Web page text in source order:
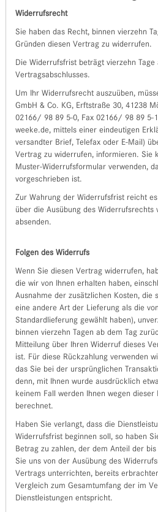
Widerrufsrecht
Sie haben das Recht, binnen vierzehn
Gründen diesen Vertrag zu widerrufen.
Die Widerrufsfrist beträgt vierzehn Tage
Vertragsabschlusses.
Um Ihr Widerrufsrecht auszuüben,
GmbH & Co. KG, Erftstraße 30, 41238
02166/ 98 89 5-0, Fax 02166/ 98 89 5-
weeke.de, mittels einer eindeutigen
versandter Brief, Telefax oder E-Mail)
Vertrag zu widerrufen, informieren. Sie
Muster-Widerrufsformular verwenden,
vorgeschrieben ist.
Zur Wahrung der Widerrufsfrist reicht
über die Ausübung des
absenden.
Folgen des Widerrufs
Wenn Sie diesen Vertrag widerrufen,
die wir von Ihnen erhalten haben,
Ausnahme der zusätzlichen Kosten, die
eine andere Art der Lieferung als die
Standardlieferung gewählt haben),
binnen vierzehn Tagen ab dem Tag
Mitteilung über Ihren Widerruf dieses
ist. Für diese Rückzahlung verwenden
das Sie bei der ursprünglichen
denn, mit Ihnen wurde ausdrücklich
keinem Fall werden Ihnen wegen dieser
berechnet.
Haben Sie verlangt, dass die
Widerrufsfrist beginnen soll, so haben
Betrag zu zahlen, der dem Anteil der
Sie uns von der Ausübung des
Vertrags unterrichten, bereits
Vergleich zum Gesamtumfang der im
Dienstleistungen entspricht.